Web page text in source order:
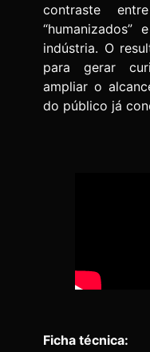
contraste
indústria. O
para gerar
ampliar o
do público já
Ficha técnica: